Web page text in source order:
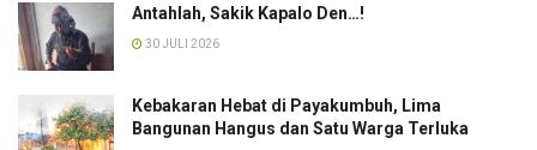
Antahlah, Sakik Kapalo Den…!
30 JULI 2026
Kebakaran Hebat di Payakumbuh, Lima
Bangunan Hangus dan Satu Warga Terluka